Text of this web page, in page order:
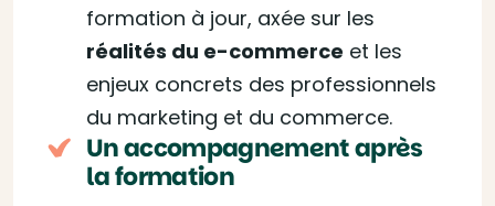
formation à jour, axée sur les
réalités du e-commerce et les
enjeux concrets des professionnels
du marketing et du commerce.
Un accompagnement après
la formation